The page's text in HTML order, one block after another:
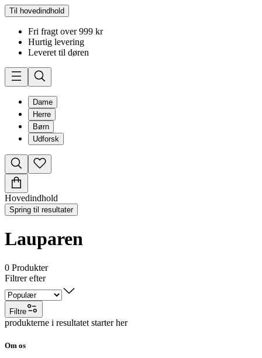
Til hovedindhold
Fri fragt over 999 kr
Hurtig levering
Leveret til døren
Dame
Herre
Børn
Udforsk
Hovedindhold
Spring til resultater
Lauparen
0 Produkter
Filtrer efter
Filtre
produkterne i resultatet starter her
Om os